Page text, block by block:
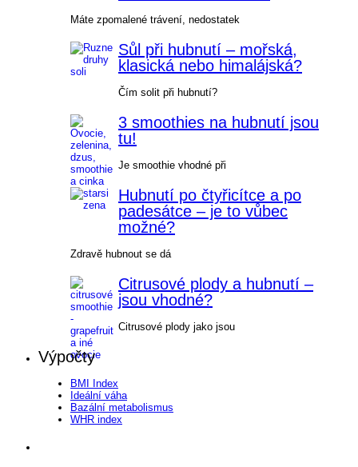
Máte zpomalené trávení, nedostatek
Sůl při hubnutí – mořská,
klasická nebo himalájská?
Čím solit při hubnutí?
3 smoothies na hubnutí jsou
tu!
Je smoothie vhodné při
Hubnutí po čtyřicítce a po
padesátce – je to vůbec
možné?
Zdravě hubnout se dá
Citrusové plody a hubnutí –
jsou vhodné?
Citrusové plody jako jsou
Výpočty
BMI Index
Ideální váha
Bazální metabolismus
WHR index